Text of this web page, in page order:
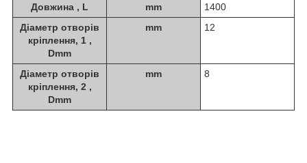
Довжина , L mm
1400
Діаметр отворів
кріплення, 1 ,
Dmm
mm 12
Діаметр отворів
кріплення, 2 ,
Dmm
mm 8